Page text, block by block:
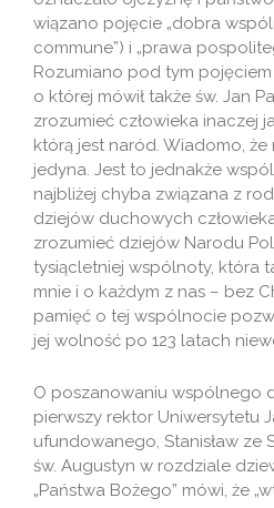
wiązano pojęcie „dobra
commune”) i „prawa
Rozumiano pod tym
o której mówił także św. Jan
zrozumieć człowieka inaczej
którą jest naród. Wiadomo,
jedyna. Jest to jednakże
najbliżej chyba związana z
dziejów duchowych
zrozumieć dziejów Narodu
tysiącletniej wspólnoty, która
mnie i o każdym z nas – bez
pamięć o tej wspólnocie
jej wolność po 123 latach
O poszanowaniu wspólnego
pierwszy rektor Uniwersytetu
ufundowanego, Stanisław ze
św. Augustyn w rozdziale
„Państwa Bożego” mówi, że